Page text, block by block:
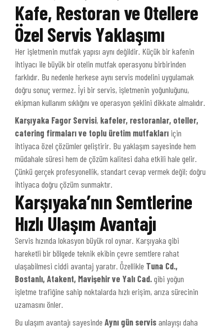
Kafe, Restoran ve Otellere
Özel Servis Yaklaşımı
Her işletmenin mutfak yapısı aynı değildir. Küçük bir kafenin
ihtiyacı ile büyük bir otelin mutfak operasyonu birbirinden
farklıdır. Bu nedenle herkese aynı servis modelini uygulamak
doğru sonuç vermez. İyi bir servis, işletmenin yoğunluğunu,
ekipman kullanım sıklığını ve operasyon şeklini dikkate almalıdır.
Karşıyaka Fagor Servisi, kafeler, restoranlar, oteller,
catering firmaları ve toplu üretim mutfakları için
ihtiyaca özel çözümler geliştirir. Bu yaklaşım sayesinde hem
müdahale süresi hem de çözüm kalitesi daha etkili hale gelir.
Çünkü gerçek profesyonellik, standart cevap vermek değil; doğru
ihtiyaca doğru çözüm sunmaktır.
Karşıyaka’nın Semtlerine
Hızlı Ulaşım Avantajı
Servis hızında lokasyon büyük rol oynar. Karşıyaka gibi
hareketli bir bölgede teknik ekibin çevre semtlere rahat
ulaşabilmesi ciddi avantaj yaratır. Özellikle Tuna Cd.,
Bostanlı, Atakent, Mavişehir ve Yalı Cad.gibi yoğun
işletme trafiğine sahip noktalarda hızlı erişim, arıza sürecinin
uzamasını önler.
Bu ulaşım avantajı sayesinde Aynı gün servisanlayışı daha